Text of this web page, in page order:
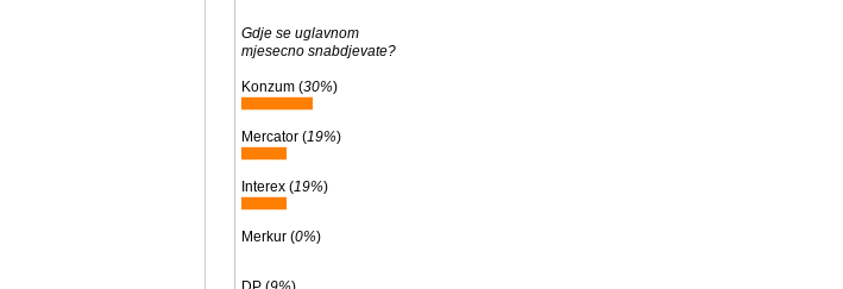
Gdje se uglavnom
mjesecno snabdjevate?
Konzum (30%)
Mercator (19%)
Interex (19%)
Merkur (0%)